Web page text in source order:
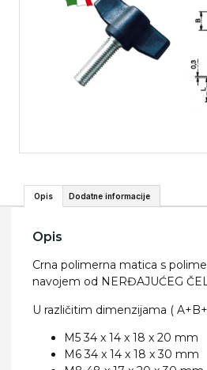
Opis Dodatne informacije
Opis
Crna polimerna matica s
navojem od NERĐAJUĆEG
U različitim dimenzijama (
M5 34 x 14 x 18 x 20 mm
M6 34 x 14 x 18 x 30 mm